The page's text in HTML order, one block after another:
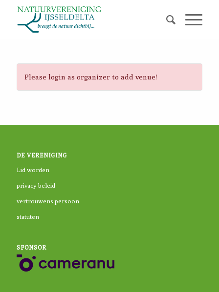
Please login as organizer to add venue!
DE VERENIGING
Lid worden
privacy beleid
vertrouwens persoon
statuten
SPONSOR